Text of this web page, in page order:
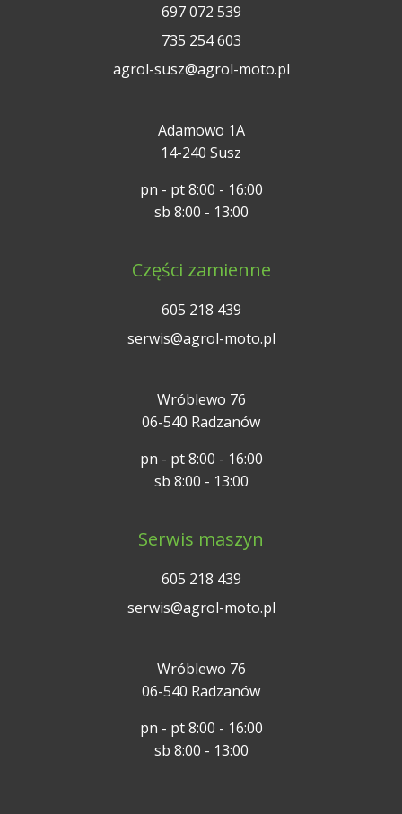
697 072 539
735 254 603
agrol-susz@agrol-moto.pl
Adamowo 1A
14-240 Susz
pn - pt 8:00 - 16:00
sb 8:00 - 13:00
Części zamienne
605 218 439
serwis@agrol-moto.pl
Wróblewo 76
06-540 Radzanów
pn - pt 8:00 - 16:00
sb 8:00 - 13:00
Serwis maszyn
605 218 439
serwis@agrol-moto.pl
Wróblewo 76
06-540 Radzanów
pn - pt 8:00 - 16:00
sb 8:00 - 13:00